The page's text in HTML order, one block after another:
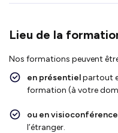
Lieu de la
Nos formations peuvent
en présentielpartout
formation (à votre
ou en visioconférence
l’étranger.